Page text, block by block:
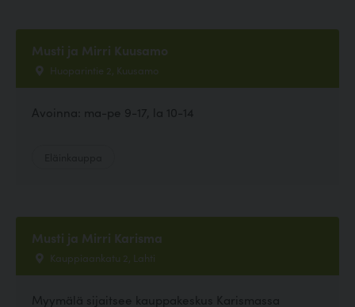
Musti ja Mirri Kuusamo
Huoparintie 2, Kuusamo
Avoinna: ma-pe 9-17, la 10-14
Musti ja Mirri Karisma
Kauppiaankatu 2, Lahti
Myymälä sijaitsee kauppakeskus Karismassa